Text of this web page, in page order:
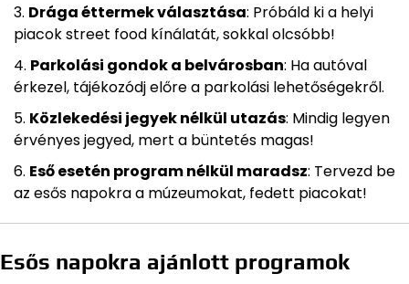
Drága éttermek választása: Próbáld ki a helyi
piacok street food kínálatát, sokkal olcsóbb!
Parkolási gondok a belvárosban: Ha autóval
érkezel, tájékozódj előre a parkolási lehetőségekről.
Közlekedési jegyek nélkül utazás: Mindig legyen
érvényes jegyed, mert a büntetés magas!
Eső esetén program nélkül maradsz: Tervezd be
az esős napokra a múzeumokat, fedett piacokat!
Esős napokra ajánlott programok